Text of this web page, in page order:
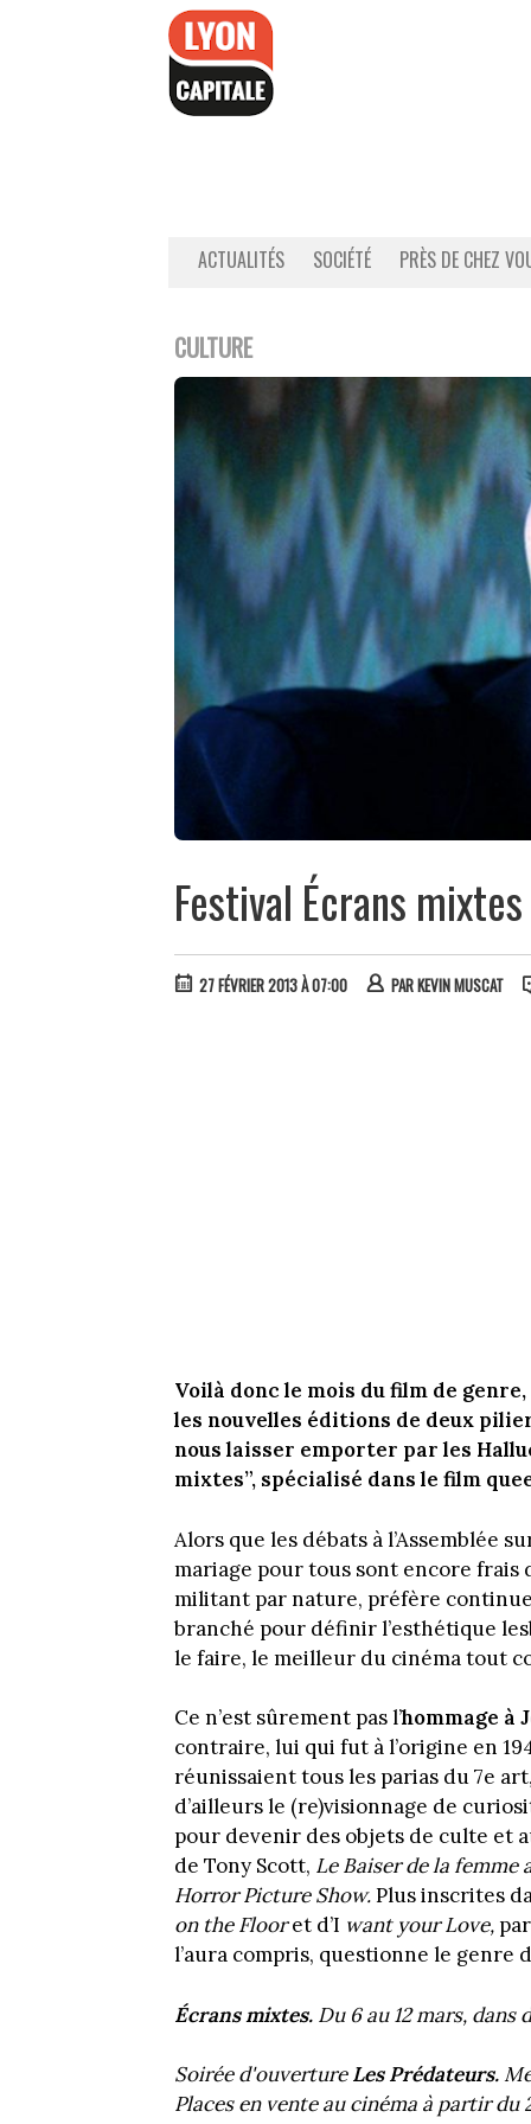
ACTUALITÉS SOCIÉTÉ PRÈS DE CHEZ
CULTURE
Festival Écrans
27 FÉVRIER 2013 À 07:00 PARKEVIN MUSCAT
Voilà donc le mois du film de
les nouvelles éditions de deux
nous laisser emporter par les
mixtes”, spécialisé dans le film
Alors que les débats à l’Assemblée
mariage pour tous sont encore frais
militant par nature, préfère
branché pour définir l’esthétique
le faire, le meilleur du cinéma tout
Ce n’est sûrement pas l’hommage à
contraire, lui qui fut à l’origine en
réunissaient tous les parias du 7e
d’ailleurs le (re)visionnage de
pour devenir des objets de culte et
de Tony Scott, Le Baiser de la femme
Horror Picture Show.Plus inscrites
on the Flooret d’I want your Love,
l’aura compris, questionne le genre
Écrans mixtes. Du 6 au 12 mars, dans
Soirée d'ouvertureLes Prédateurs.
Places en vente au cinéma à partir du